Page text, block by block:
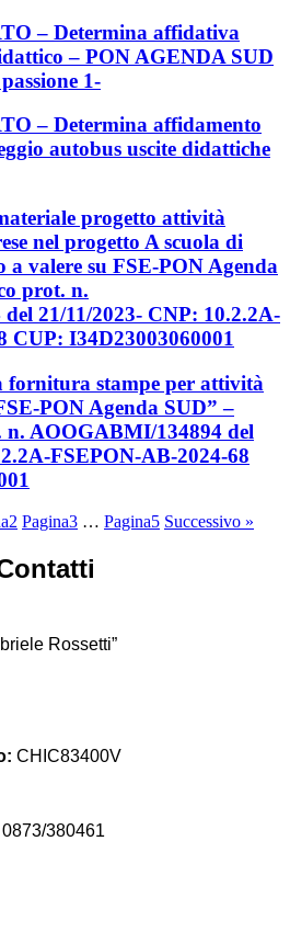
– Determina affidativa
– PON AGENDA SUD
1-
– Determina affidamento
autobus uscite didattiche
progetto attività
nel progetto A scuola di
a valere su FSE-PON Agenda
prot. n.
21/11/2023- CNP: 10.2.2A-
CUP: I34D23003060001
fornitura stampe per attività
PON Agenda SUD” –
AOOGABMI/134894 del
FSEPON-AB-2024-68
2 Pagina3 … Pagina5 Successivo »
Rossetti”
CHIC83400V
380461